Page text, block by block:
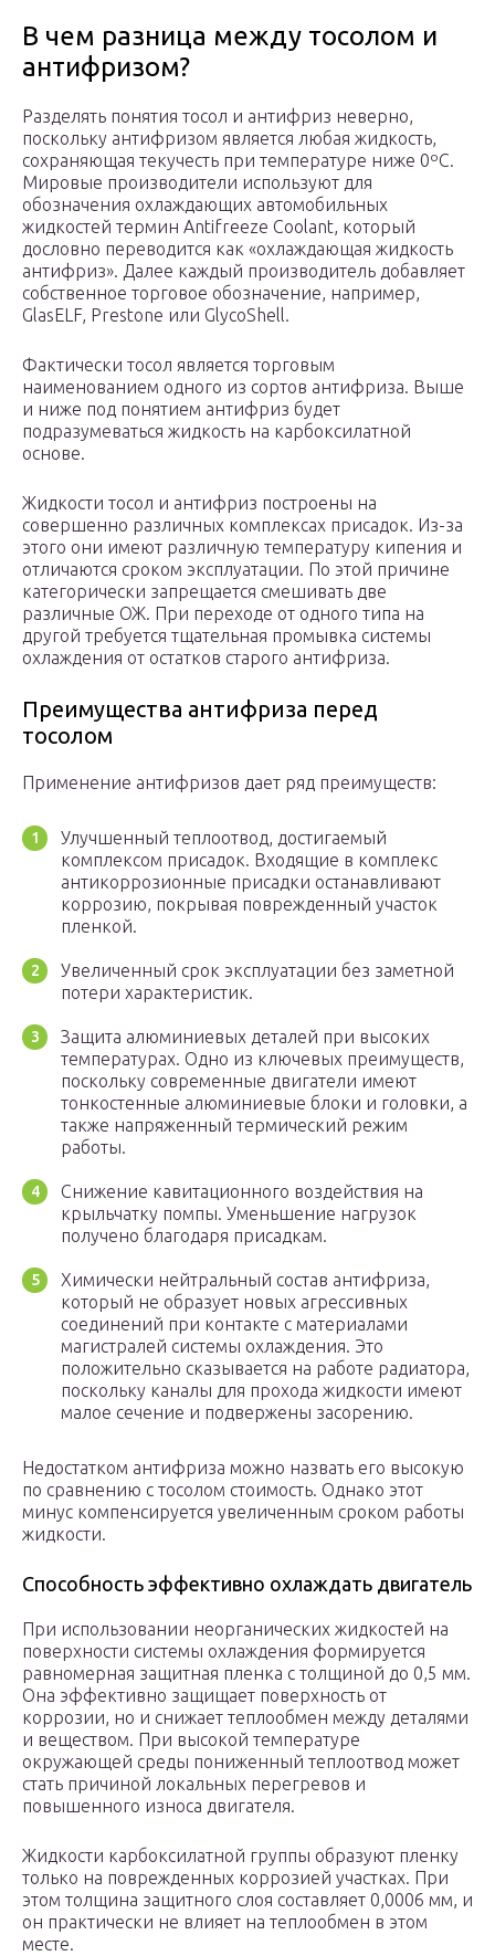
В чем разница между тосолом и
антифризом?
Разделять понятия тосол и антифриз неверно,
поскольку антифризом является любая жидкость,
сохраняющая текучесть при температуре ниже 0ºС.
Мировые производители используют для
обозначения охлаждающих автомобильных
жидкостей термин Antifreeze Coolant, который
дословно переводится как «охлаждающая жидкость
антифриз». Далее каждый производитель добавляет
собственное торговое обозначение, например,
GlasELF, Prestone или GlycoShell.
Фактически тосол является торговым
наименованием одного из сортов антифриза. Выше
и ниже под понятием антифриз будет
подразумеваться жидкость на карбоксилатной
основе.
Жидкости тосол и антифриз построены на
совершенно различных комплексах присадок. Из-за
этого они имеют различную температуру кипения и
отличаются сроком эксплуатации. По этой причине
категорически запрещается смешивать две
различные ОЖ. При переходе от одного типа на
другой требуется тщательная промывка системы
охлаждения от остатков старого антифриза.
Преимущества антифриза перед
тосолом
Применение антифризов дает ряд преимуществ:
Улучшенный теплоотвод, достигаемый
комплексом присадок. Входящие в комплекс
антикоррозионные присадки останавливают
коррозию, покрывая поврежденный участок
пленкой.
Увеличенный срок эксплуатации без заметной
потери характеристик.
Защита алюминиевых деталей при высоких
температурах. Одно из ключевых преимуществ,
поскольку современные двигатели имеют
тонкостенные алюминиевые блоки и головки, а
также напряженный термический режим
работы.
Снижение кавитационного воздействия на
крыльчатку помпы. Уменьшение нагрузок
получено благодаря присадкам.
Химически нейтральный состав антифриза,
который не образует новых агрессивных
соединений при контакте с материалами
магистралей системы охлаждения. Это
положительно сказывается на работе радиатора,
поскольку каналы для прохода жидкости имеют
малое сечение и подвержены засорению.
Недостатком антифриза можно назвать его высокую
по сравнению с тосолом стоимость. Однако этот
минус компенсируется увеличенным сроком работы
жидкости.
Способность эффективно охлаждать двигатель
При использовании неорганических жидкостей на
поверхности системы охлаждения формируется
равномерная защитная пленка с толщиной до 0,5 мм.
Она эффективно защищает поверхность от
коррозии, но и снижает теплообмен между деталями
и веществом. При высокой температуре
окружающей среды пониженный теплоотвод может
стать причиной локальных перегревов и
повышенного износа двигателя.
Жидкости карбоксилатной группы образуют пленку
только на поврежденных коррозией участках. При
этом толщина защитного слоя составляет 0,0006 мм, и
он практически не влияет на теплообмен в этом
месте.